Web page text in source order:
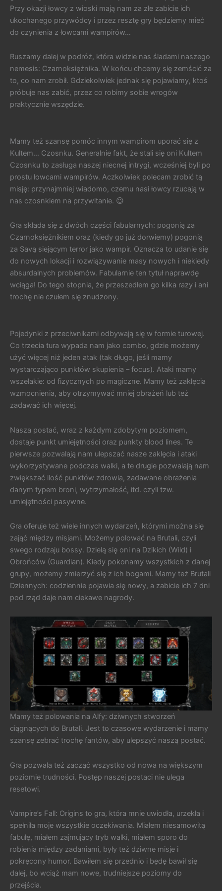
Przy okazji łowcy z wioski mają nam za złe zabicie ich
ukochanego przywódcy i przez resztę gry będziemy mieć
do czynienia z łowcami wampirów…
Ruszamy dalej w podróż, która widzie nas śladami naszego
nemesis: Czarnoksiężnika. W końcu chcemy się zemścić za
to, co nam zrobił. Gdziekolwiek jednak się pojawiamy, ktoś
próbuje nas zabić, przez co robimy sobie wrogów
praktycznie wszędzie.
Mamy też szansę pomóc innym wampirom uporać się z
Kultem… Czosnku. Generalnie fakt, że stali się oni Kultem
Czosnku to zasługa naszej niecnej intrygi, wcześniej byli po
prostu łowcami wampirów. Aczkolwiek polecam zrobić tą
misję: przynajmniej wiadomo, czemu nasi łowcy rzucają w
nas czosnkiem na przywitanie. 😉
Gra składa się z dwóch części fabularnych: pogonią za
Czarnoksiężnikiem oraz (kiedy go już dorwiemy) pogonią
za Savą siejącym terror jako wampir. Oznacza to udanie się
do nowych lokacji i rozwiązywanie masy nowych i niekiedy
absurdalnych problemów. Fabularnie ten tytuł naprawdę
wciąga! Do tego stopnia, że przeszedłem go kilka razy i ani
trochę nie czułem się znudzony.
Pojedynki z przeciwnikami odbywają się w formie turowej.
Co trzecia tura wypada nam jako combo, gdzie możemy
użyć więcej niż jeden atak (tak długo, jeśli mamy
wystarczająco punktów skupienia – focus). Ataki mamy
wszelakie: od fizycznych po magiczne. Mamy też zaklęcia
wzmocnienia, aby otrzymywać mniej obrażeń lub też
zadawać ich więcej.
Nasza postać, wraz z każdym zdobytym poziomem,
dostaje punkt umiejętności oraz punkty blood lines. Te
pierwsze pozwalają nam ulepszać nasze zaklęcia i ataki
wykorzystywane podczas walki, a te drugie pozwalają nam
zwiększać ilość punktów zdrowia, zadawane obrażenia
danym typem broni, wytrzymałość, itd. czyli tzw.
umiejętności pasywne.
Gra oferuje też wiele innych wydarzeń, którymi można się
zająć między misjami. Możemy polować na Brutali, czyli
swego rodzaju bossy. Dzielą się oni na Dzikich (Wild) i
Obrońców (Guardian). Kiedy pokonamy wszystkich z danej
grupy, możemy zmierzyć się z ich bogami. Mamy też Brutali
Dziennych: codziennie pojawia się nowy, a zabicie ich 7 dni
pod rząd daje nam ciekawe nagrody.
Mamy też polowania na Alfy: dziwnych stworzeń
ciągnących do Brutali. Jest to czasowe wydarzenie i mamy
szansę zebrać trochę fantów, aby ulepszyć naszą postać.
Gra pozwala też zacząć wszystko od nowa na większym
poziomie trudności. Postęp naszej postaci nie ulega
resetowi.
Vampire’s Fall: Origins to gra, która mnie uwiodła, urzekła i
spełniła moje wszystkie oczekiwania. Miałem niesamowitą
fabułę, miałem zajmujący tryb walki, miałem sporo do
robienia między zadaniami, były też dziwne misje i
pokręcony humor. Bawiłem się przednio i będę bawił się
dalej, bo wciąż mam nowe, trudniejsze poziomy do
przejścia.